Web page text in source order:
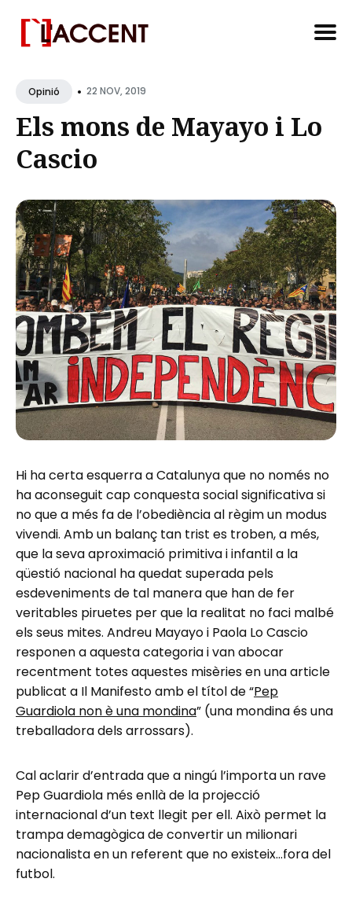
for
Blog
Opinió • 22 NOV, 2019
Els mons de Mayayo i Lo
Cascio
Hi ha certa esquerra a Catalunya que no només no
ha aconseguit cap conquesta social significativa si
no que a més fa de l’obediència al règim un modus
vivendi. Amb un balanç tan trist es troben, a més,
que la seva aproximació primitiva i infantil a la
qüestió nacional ha quedat superada pels
esdeveniments de tal manera que han de fer
veritables piruetes per que la realitat no faci malbé
els seus mites. Andreu Mayayo i Paola Lo Cascio
responen a aquesta categoria i van abocar
recentment totes aquestes misèries en una article
publicat a Il Manifesto amb el títol de “Pep
Guardiola non è una mondina” (una mondina és una
treballadora dels arrossars).
Cal aclarir d’entrada que a ningú l’importa un rave
Pep Guardiola més enllà de la projecció
internacional d’un text llegit per ell. Això permet la
trampa demagògica de convertir un milionari
nacionalista en un referent que no existeix…fora del
futbol.